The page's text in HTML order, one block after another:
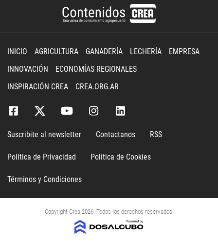
INICIO AGRICULTURA GANADERÍA LECHERÍA
EMPRESA
INNOVACIÓN
ECONOMÍAS REGIONALES
INSPIRACIÓN CREA
CREA.ORG.AR
Suscribite al newsletter Contactanos RSS
Política de Privacidad Política de Cookies
Términos y Condiciones
Copyright Crea 2026. Todos los derechos reservados.